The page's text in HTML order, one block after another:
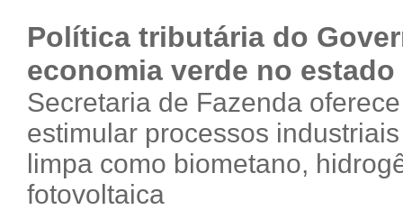
Política tributária do
economia verde no estado
Secretaria de Fazenda
estimular processos
limpa como biometano,
fotovoltaica